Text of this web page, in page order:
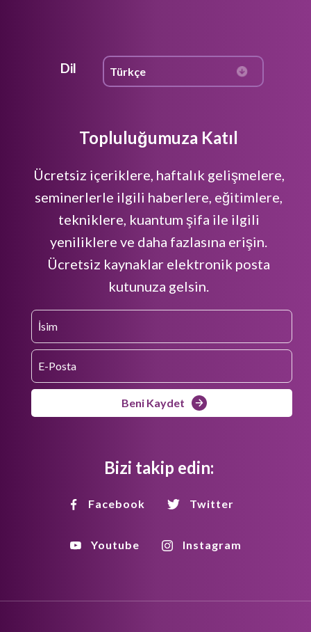
Dil
Topluluğumuza Katıl
Ücretsiz içeriklere, haftalık gelişmelere,
seminerlerle ilgili haberlere, eğitimlere,
tekniklere, kuantum şifa ile ilgili
yeniliklere ve daha fazlasına erişin.
Ücretsiz kaynaklar elektronik posta
kutunuza gelsin.
Beni Kaydet
Bizi takip edin:
Facebook Twitter
Youtube Instagram